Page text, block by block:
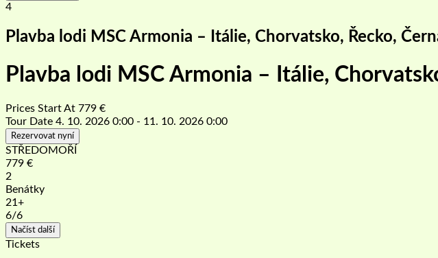
4
Plavba lodi MSC Armonia – Itálie, Chorvatsko, Řecko,
Plavba lodi MSC Armonia – Itálie,
Prices Start At 779 €
Tour Date 4. 10. 2026 0:00 - 11. 10. 2026 0:00
Rezervovat nyní
STŘEDOMOŘÍ
779 €
2
Benátky
21+
6/6
Načíst další
Tickets